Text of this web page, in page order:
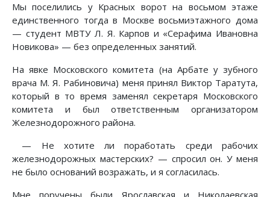
Мы поселились у Красных ворот на восьмом этаже
единственного тогда в Москве восьмиэтажного дома
— студент МВТУ Л. Я. Карпов и «Серафима Ивановна
Новикова» — без определенных занятий.
На явке Московского комитета (на Арбате у зубного
врача М. Я. Рабиновича) меня принял Виктор Таратута,
который в то время заменял секретаря Московского
комитета и был ответственным организатором
Железнодорожного района.
— Не хотите ли поработать среди рабочих
железнодорожных мастерских? — спросил он. У меня
не было оснований возражать, и я согласилась.